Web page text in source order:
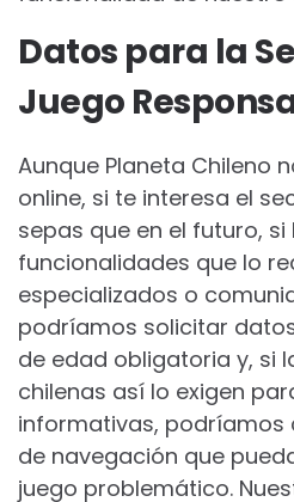
Datos para la
Juego
Aunque Planeta Chileno
online, si te interesa el
sepas que en el futuro,
funcionalidades que lo
especializados o
podríamos solicitar
de edad obligatoria y, si
chilenas así lo exigen
informativas, podríamos
de navegación que
juego problemático.